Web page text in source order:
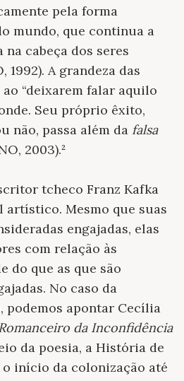
pela forma
mundo, que continua a
cabeça dos seres
1992). A grandeza das
“deixarem falar aquilo
Seu próprio êxito,
não, passa além da falsa
2003).²
tcheco Franz Kafka
artístico. Mesmo que suas
engajadas, elas
com relação às
do que as que são
No caso da
apontar Cecília
da Inconfidência
da poesia, a História de
início da colonização até